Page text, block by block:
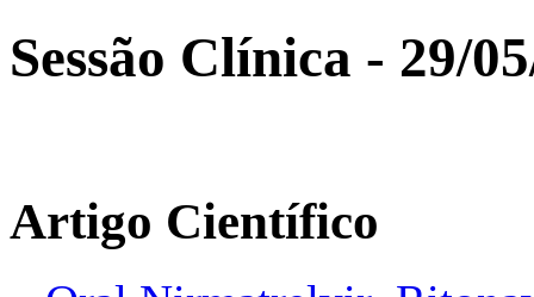
Sessão Clínica - 29/
Artigo Científico